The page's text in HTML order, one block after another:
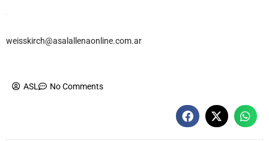
weisskirch@asalallenaonline.com.ar
ASL No Comments